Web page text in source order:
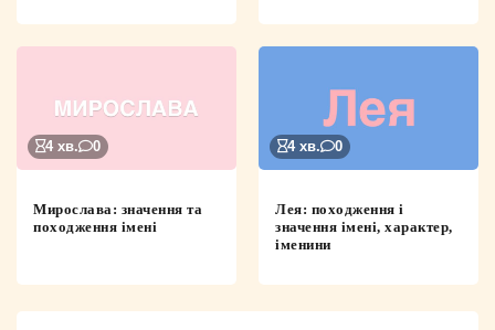
4 хв. 0
Мирослава: значення та
походження імені
4 хв. 0
Лея: походження і
значення імені, характер,
іменини